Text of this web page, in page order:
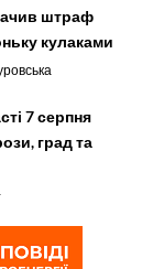
штраф
кулаками
7 серпня
град та